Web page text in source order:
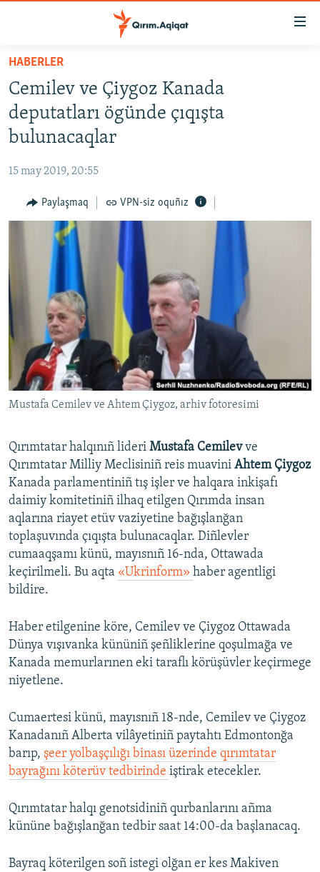
Esas
qaytmaq
Baş
navigatsiyağa
qaytmaq
Qıdıruvğa
qaytmaq
HABERLER
SİYASET
İQTİSADİYAT
MEDENİYET
İNSAN AQLARI
BLOGLAR
Русский
Українською
QOŞULIÑIZ!
RFE/RS bütün saytları
HABERLER
Cemilev ve Çiygoz Kanada
deputatları ögünde çıqışta
bulunacaqlar
15 may 2019, 20:55
Paylaşmaq VPN-siz oquñız
Mustafa Cemilev ve Ahtem Çiygoz, arhiv fotoresimi
Qırımtatar halqınıñ lideri Mustafa Cemilevve
Qırımtatar Milliy Meclisiniñ reis muavini Ahtem Çiygoz
Kanada parlamentiniñ tış işler ve halqara inkişafı
daimiy komitetiniñ ilhaq etilgen Qırımda insan
aqlarına riayet etüv vaziyetine bağışlanğan
toplaşuvında çıqışta bulunacaqlar. Diñlevler
cumaaqşamı künü, mayısnıñ 16-nda, Ottawada
keçirilmeli. Bu aqta «Ukrinform» haber agentligi
bildire.
Haber etilgenine köre, Cemilev ve Çiygoz Ottawada
Dünya vışıvanka kününiñ şeñliklerine qoşulmağa ve
Kanada memurlarınen eki taraflı körüşüvler keçirmege
niyetlene.
Cumaertesi künü, mayısnıñ 18-nde, Cemilev ve Çiygoz
Kanadanıñ Alberta vilâyetiniñ paytahtı Edmontonğa
barıp, şeer yolbaşçılığı binası üzerinde qırımtatar
bayrağını köterüv tedbirinde iştirak etecekler.
Qırımtatar halqı genotsidiniñ qurbanlarını añma
kününe bağışlanğan tedbir saat 14:00-da başlanacaq.
Bayraq köterilgen soñ istegi olğan er kes Makiven